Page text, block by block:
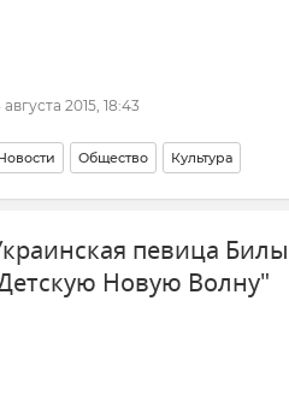
августа 2015, 18:43
Общество Культура
певица
Новую Волну"